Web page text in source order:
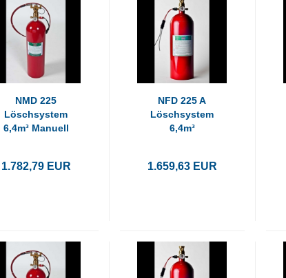
NMD 225
Löschsystem
6,4m³ Manuell
1.782,79 EUR
NFD 225 A
Löschsystem
6,4m³
1.659,63 EUR